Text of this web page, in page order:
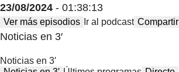
23/08/2024 - 01:38:13
Ver más episodios Ir al podcast Compartir
Noticias en 3′
Noticias en 3′